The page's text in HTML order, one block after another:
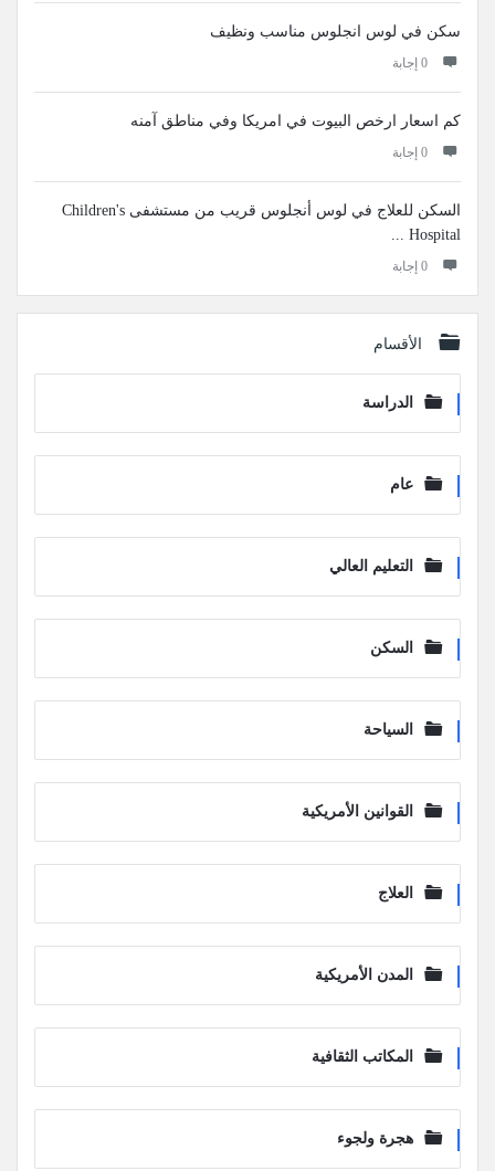
سكن في لوس انجلوس مناسب ونظيف
‫0 إجابة
كم اسعار ارخص البيوت في امريكا وفي مناطق آمنه
‫0 إجابة
السكن للعلاج في لوس أنجلوس قريب من مستشفى Children's
Hospital ...
‫0 إجابة
الأقسام
الدراسة
عام
التعليم العالي
السكن
السياحة
القوانين الأمريكية
العلاج
المدن الأمريكية
المكاتب الثقافية
هجرة ولجوء